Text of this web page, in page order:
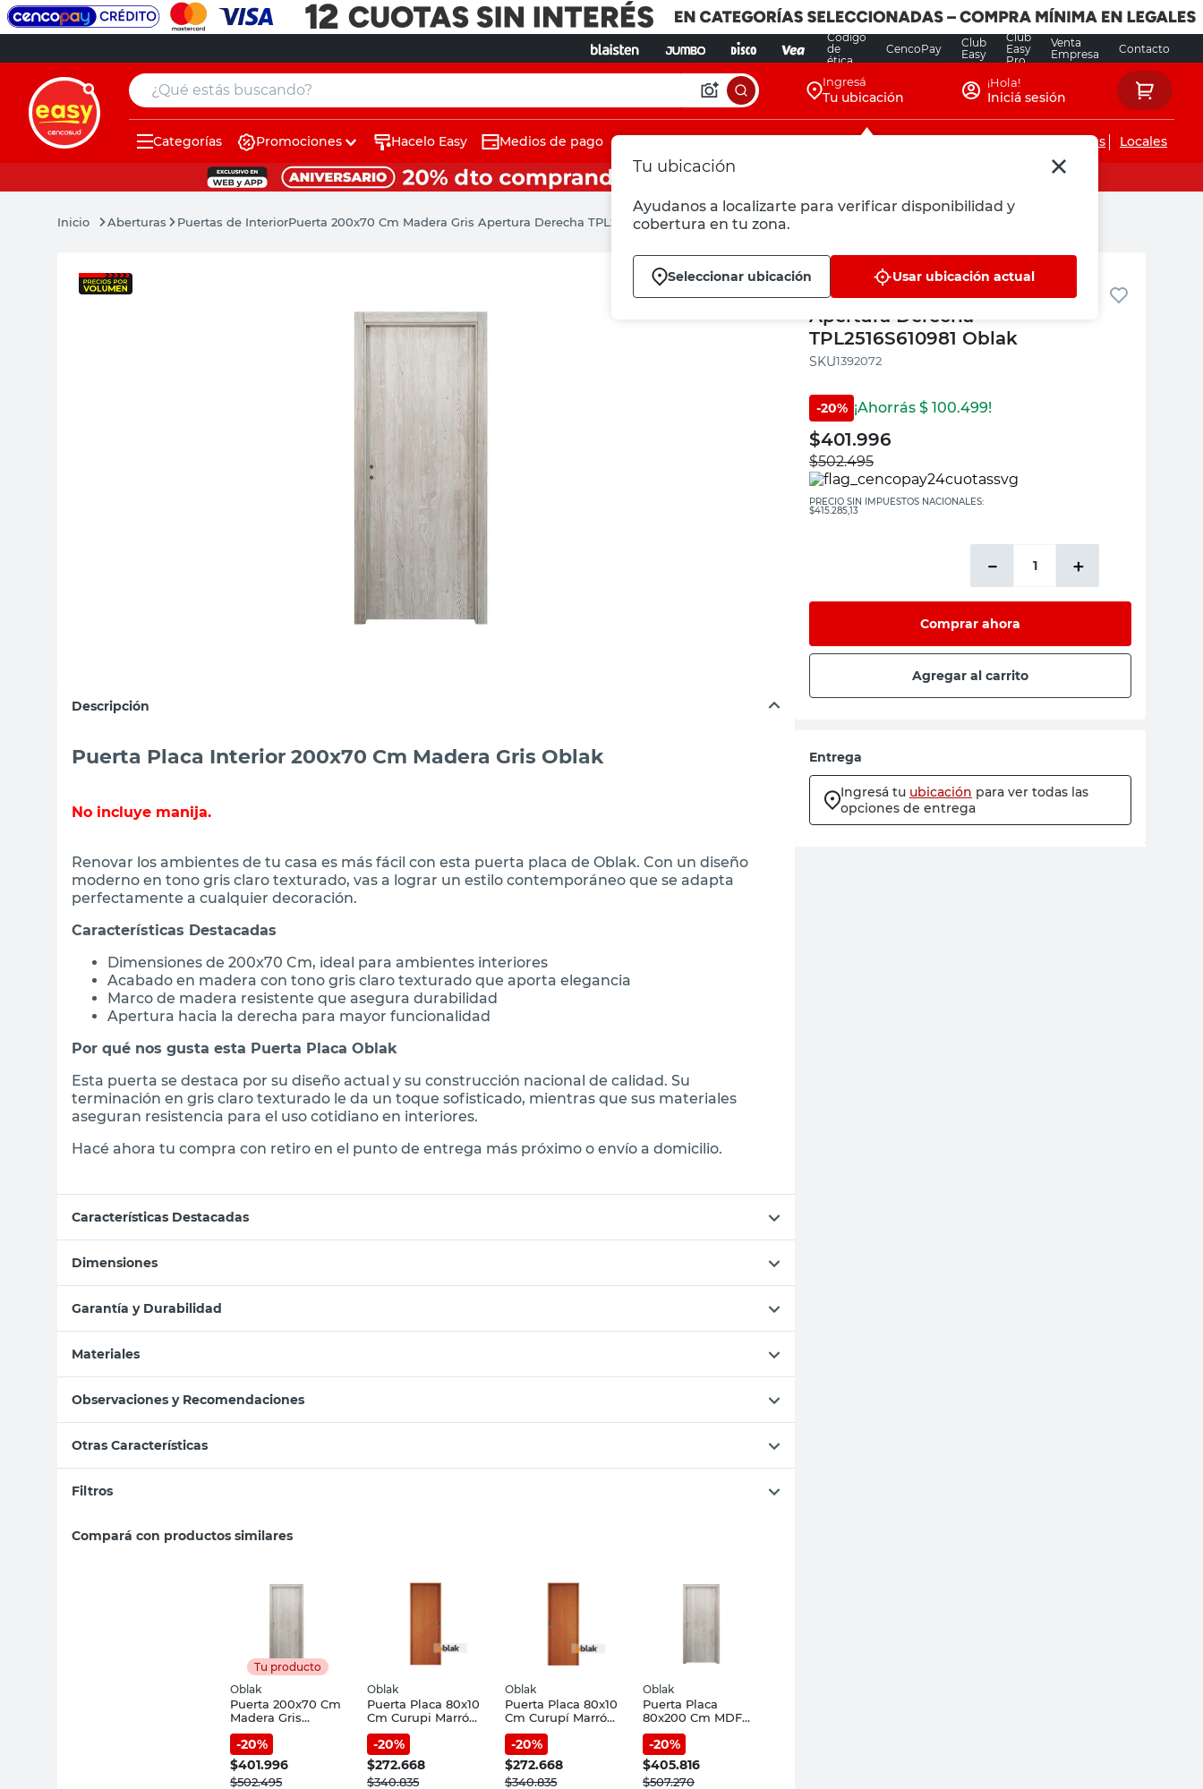
Código
de
ética
CencoPay
Club
Easy
Club
Easy
Pro
Venta
Empresa
Contacto
¿Qué estás buscando? Ingresá
Tu ubicación
Tu ubicación
Ayudanos a localizarte para verificar disponibilidad y
cobertura en tu zona.
Seleccionar ubicación Usar ubicación actual
¡Hola!
Iniciá sesión
Categorías Promociones Hacelo Easy Medios de pago Servicios de instalaciones Locales
Aberturas Puertas de InteriorPuerta 200x70 Cm Madera Gris Apertura Derecha TPL2516S610981 Oblak
Descripción
Puerta Placa Interior 200x70 Cm Madera Gris Oblak
No incluye manija.
Renovar los ambientes de tu casa es más fácil con esta puerta placa de Oblak. Con un diseño
moderno en tono gris claro texturado, vas a lograr un estilo contemporáneo que se adapta
perfectamente a cualquier decoración.
Características Destacadas
Dimensiones de 200x70 Cm, ideal para ambientes interiores
Acabado en madera con tono gris claro texturado que aporta elegancia
Marco de madera resistente que asegura durabilidad
Apertura hacia la derecha para mayor funcionalidad
Por qué nos gusta esta Puerta Placa Oblak
Esta puerta se destaca por su diseño actual y su construcción nacional de calidad. Su
terminación en gris claro texturado le da un toque sofisticado, mientras que sus materiales
aseguran resistencia para el uso cotidiano en interiores.
Hacé ahora tu compra con retiro en el punto de entrega más próximo o envío a domicilio.
Características Destacadas
Dimensiones
Garantía y Durabilidad
Materiales
Observaciones y Recomendaciones
Otras Características
Filtros
Compará con productos similares
Tu producto
Oblak
Puerta 200x70 Cm
Madera Gris
Apertura Derecha
TPL2516S610981
Oblak
-20%
$401.996
$502.495
Oblak
Puerta Placa 80x10
Cm Curupi Marrón
Apertura Izquierda
Practika Oblak
-20%
$272.668
$340.835
Oblak
Puerta Placa 80x10
Cm Curupí Marrón
Apertura Derecha
Practika Oblak
-20%
$272.668
$340.835
Oblak
Puerta Placa
80x200 Cm MDF
Beige Apertura
Derecha Nevada
Oblak
-20%
$405.816
$507.270
Oblak
Puerta 200x70 Cm Madera Gris
Apertura Derecha
TPL2516S610981 Oblak
:1392072
-20% ¡Ahorrás $ 100.499!
$401.996
$502.495
PRECIO SIN IMPUESTOS NACIONALES:
$415.285,13
＋
－
Comprar ahora
Agregar al carrito
Entrega
Ingresá tu ubicación para ver todas las
opciones de entrega
muebles